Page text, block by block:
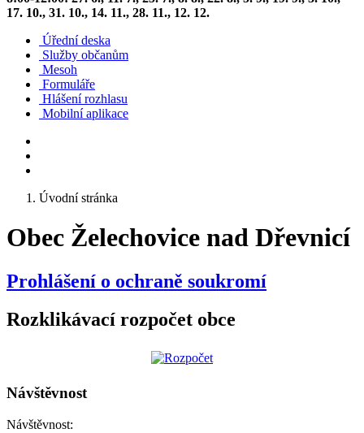
17. 10., 31. 10., 14. 11., 28. 11., 12. 12.
Úřední deska
Služby občanům
Mesoh
Formuláře
Hlášení rozhlasu
Mobilní aplikace
Úvodní stránka
Obec Želechovice nad Dřevnicí
Prohlášení o ochraně soukromí
Rozklikávací rozpočet obce
Návštěvnost
Návštěvnost: